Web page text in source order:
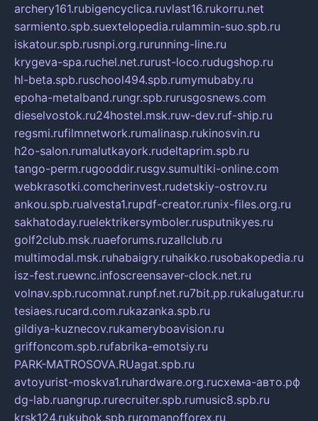
archery161.rubigencyclica.ruvlast16.rukorru.net
sarmiento.spb.suextelopedia.rulammin-suo.spb.ru
iskatour.spb.rusnpi.org.rurunning-line.ru
krygeva-spa.ruchel.net.rurust-loco.rudugshop.ru
hl-beta.spb.ruschool494.spb.rumymubaby.ru
epoha-metalband.rungr.spb.rurusgosnews.com
dieselvostok.ru24hostel.msk.ruw-dev.ruf-ship.ru
regsmi.rufilmnetwork.rumalinasp.rukinosvin.ru
h2o-salon.rumalutkayork.rudeltaprim.spb.ru
tango-perm.rugooddir.rusgv.sumultiki-online.com
webkrasotki.comcherinvest.rudetskiy-ostrov.ru
ankou.spb.rualvesta1.rupdf-creator.runix-files.org.ru
sakhatoday.ruelektrikersymboler.rusputnikyes.ru
golf2club.msk.ruaeforums.ruzallclub.ru
multimodal.msk.ruhabaigry.ruhaikko.rusobakopedia.ru
isz-fest.ruewnc.infoscreensaver-clock.net.ru
volnav.spb.rucomnat.runpf.net.ru7bit.pp.rukalugatur.ru
tesiaes.rucard.com.rukazanka.spb.ru
gildiya-kuznecov.rukameryboavision.ru
griffoncom.spb.rufabrika-emotsiy.ru
PARK-MATROSOVA.RUagat.spb.ru
avtoyurist-moskva1.ruhardware.org.ruсхема-авто.рф
dg-lab.ruangrup.rurecruiter.spb.rumusic8.spb.ru
krsk124.rukubok.spb.ruromanofforex.ru